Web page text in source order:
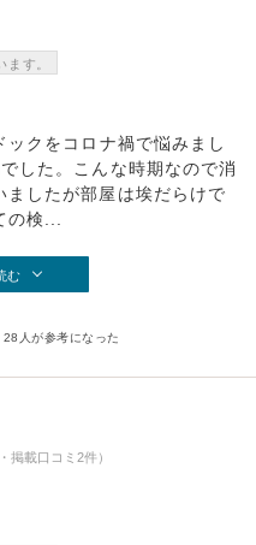
す。
クをコロナ禍で悩みまし
した。こんな時期なので消
したが部屋は埃だらけで
検...
む
28人が参考になった
掲載口コミ2件）